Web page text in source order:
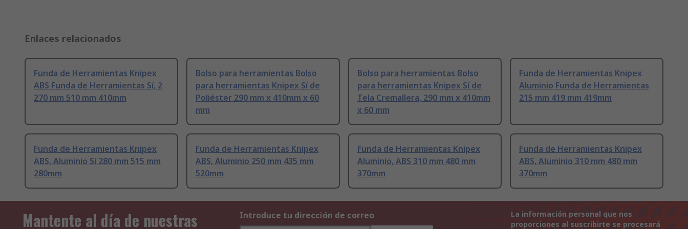
Enlaces relacionados
Funda de Herramientas Knipex
ABS Funda de Herramientas Sí, 2
270 mm 510 mm 410mm
Bolso para herramientas Bolso
para herramientas Knipex Sí de
Poliéster 290 mm x 410mm x 60
mm
Bolso para herramientas Bolso
para herramientas Knipex Sí de
Tela Cremallera, 290 mm x 410mm
x 60 mm
Funda de Herramientas Knipex
Aluminio Funda de Herramientas
215 mm 419 mm 419mm
Funda de Herramientas Knipex
ABS, Aluminio Sí 280 mm 515 mm
280mm
Funda de Herramientas Knipex
ABS, Aluminio 250 mm 435 mm
520mm
Funda de Herramientas Knipex
Aluminio, ABS 310 mm 480 mm
370mm
Funda de Herramientas Knipex
ABS, Aluminio 310 mm 480 mm
370mm
Mantente al día de nuestras
Introduce tu dirección de correo
La información personal que nos
proporciones al suscribirte se procesará